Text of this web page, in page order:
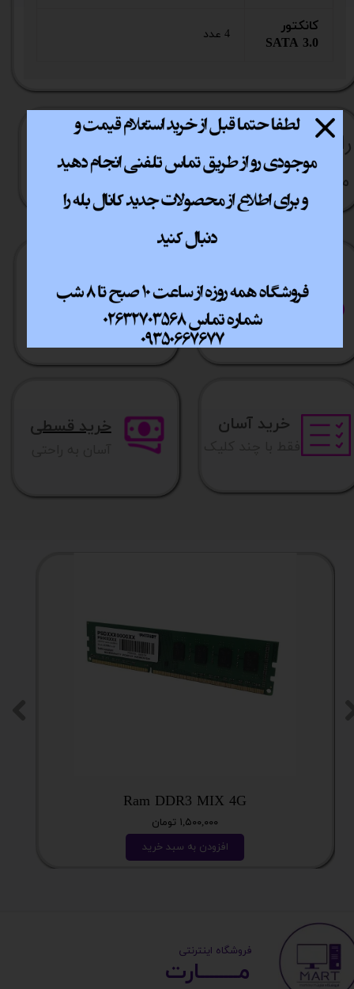
کانکتور
SATA 3.0
4 عدد
راهنما​​​​​​​​​​​​​​ی خرید نحوه ارسال کالا
مشاوره قبل از خرید رویه بازگردانی کالا
پشتیبانی انلاین ارسال سریع
​​سراسر ایران
خرید آسان خرید قسطی
Ram DDR3 MIX 4G
۱,۵۰۰,۰۰۰ تومان
افزودن به سبد خرید
مــــــــارت​​​​​​
​ ​فروشگاه اینترنتی